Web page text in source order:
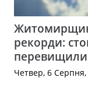
рекорди:
перевищили
Четвер, 6